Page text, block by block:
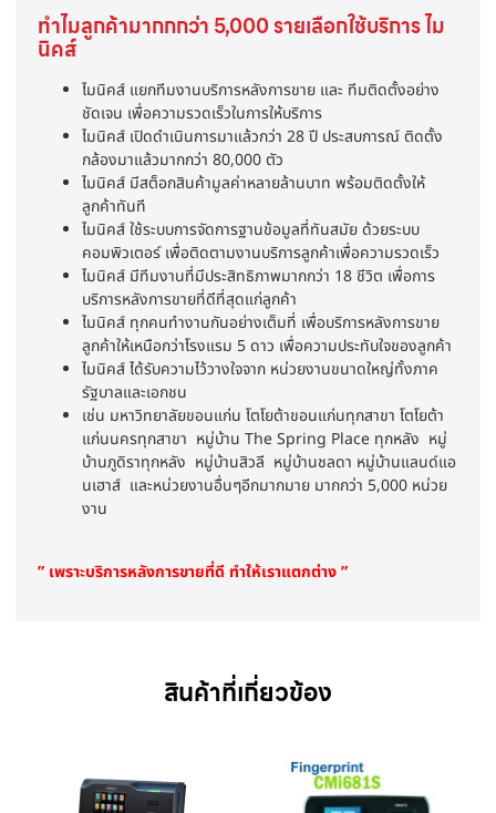
ทำไมลูกค้ามากกกว่า 5,000 รายเลือกใช้บริการ ไม
นิคส์
ไมนิคส์ แยกทีมงานบริการหลังการขาย และ ทีมติดตั้งอย่าง
ชัดเจน เพื่อความรวดเร็วในการให้บริการ
ไมนิคส์ เปิดดำเนินการมาแล้วกว่า 28 ปี ประสบการณ์ ติดตั้ง
กล้องมาแล้วมากกว่า 80,000 ตัว
ไมนิคส์ มีสต็อกสินค้ามูลค่าหลายล้านบาท พร้อมติดตั้งให้
ลูกค้าทันที
ไมนิคส์ ใช้ระบบการจัดการฐานข้อมูลที่ทันสมัย ด้วยระบบ
คอมพิวเตอร์ เพื่อติดตามงานบริการลูกค้าเพื่อความรวดเร็ว
ไมนิคส์ มีทีมงานที่มีประสิทธิภาพมากกว่า 18 ชีวิต เพื่อการ
บริการหลังการขายที่ดีที่สุดแก่ลูกค้า
ไมนิคส์ ทุกคนทำงานกันอย่างเต็มที่ เพื่อบริการหลังการขาย
ลูกค้าให้เหนือกว่าโรงแรม 5 ดาว เพื่อความประทับใจของลูกค้า
ไมนิคส์ ได้รับความไว้วางใจจาก หน่วยงานขนาดใหญ่ทั้งภาค
รัฐบาลและเอกชน
เช่น มหาวิทยาลัยขอนแก่น โตโยต้าขอนแก่นทุกสาขา โตโยต้า
แก่นนครทุกสาขา หมู่บ้าน The Spring Place ทุกหลัง หมู่
บ้านภูดิราทุกหลัง หมู่บ้านสิวลี หมู่บ้านชลดา หมู่บ้านแลนด์แอ
นเฮาส์ และหน่วยงานอื่นๆอีกมากมาย มากกว่า 5,000 หน่วย
งาน
” เพราะบริการหลังการขายที่ดี ทำให้เราแตกต่าง ”
สินค้าที่เกี่ยวข้อง